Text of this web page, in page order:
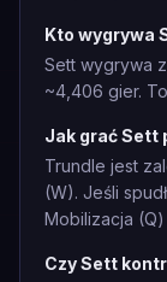
Kto wygrywa
Sett wygrywa
~4,406 gier.
Jak grać Sett
Trundle jest
(W). Jeśli
Mobilizacja
Czy Sett